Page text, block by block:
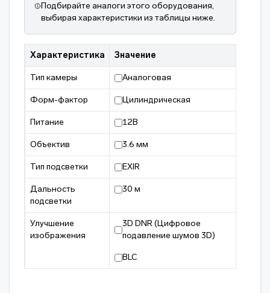
Подбирайте аналоги этого оборудования,
выбирая характеристики из таблицы ниже.
Характеристика Значение
Тип камеры Аналоговая
Форм-фактор Цилиндрическая
Питание 12В
Объектив 3.6 мм
Тип подсветки EXIR
Дальность
подсветки
30 м
Улучшение
изображения
3D DNR (Цифровое
подавление шумов 3D)
BLC